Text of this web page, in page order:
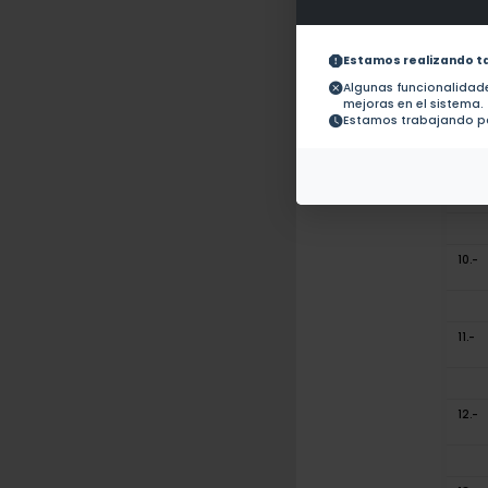
Estamos realizando
Algunas
mejoras en el sistema.
Estamos trabajando
8.-
10.-
11.-
12.-